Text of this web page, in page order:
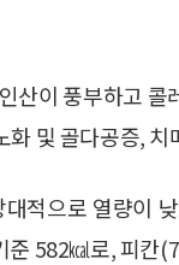
산이 풍부하고
화 및 골다공증,
적으로 열량이
준 582㎉로, 피칸